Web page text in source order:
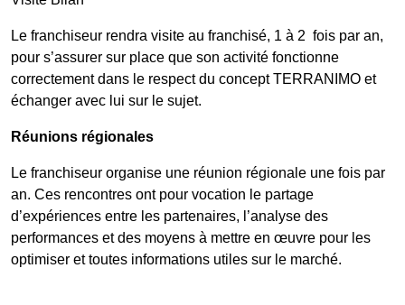
Le franchiseur rendra visite au franchisé, 1 à 2 fois par an,
pour s’assurer sur place que son activité fonctionne
correctement dans le respect du concept TERRANIMO et
échanger avec lui sur le sujet.
Réunions régionales
Le franchiseur organise une réunion régionale une fois par
an. Ces rencontres ont pour vocation le partage
d’expériences entre les partenaires, l’analyse des
performances et des moyens à mettre en œuvre pour les
optimiser et toutes informations utiles sur le marché.